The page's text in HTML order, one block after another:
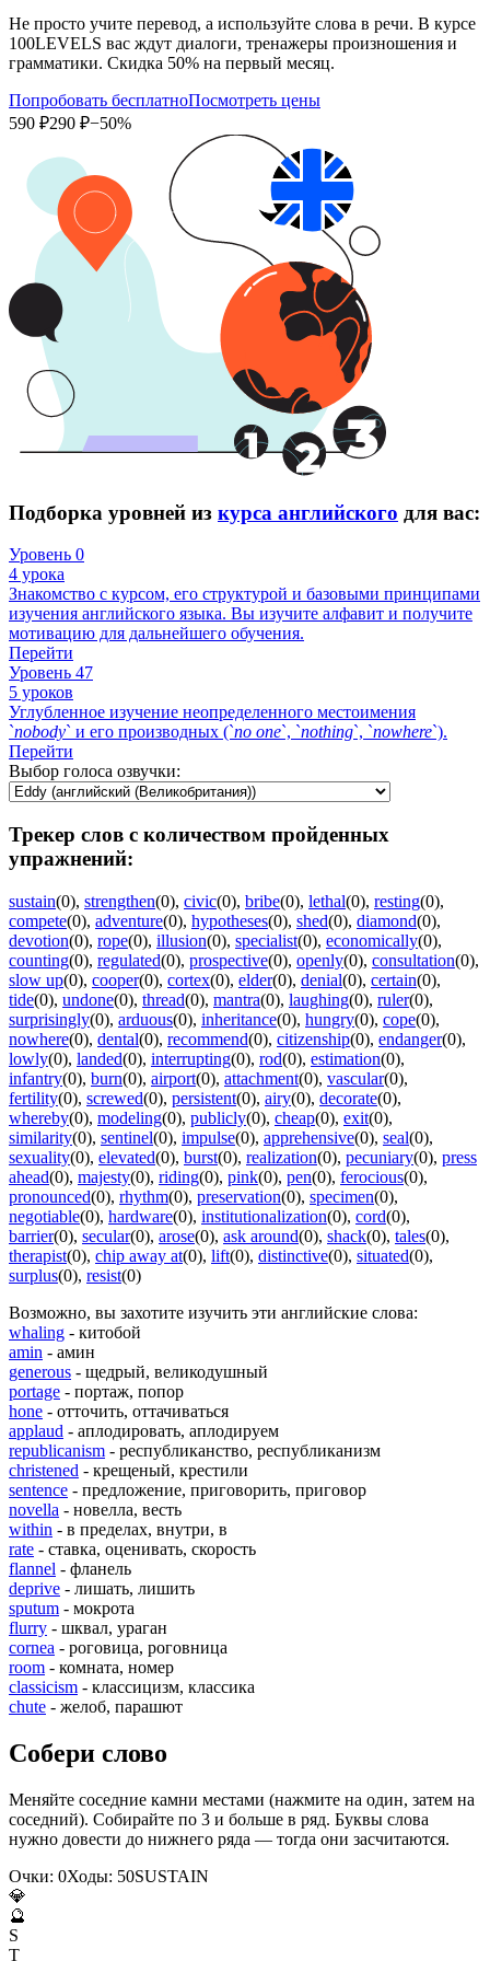
Не просто учите перевод, а используйте слова в речи. В курсе
100LEVELS вас ждут диалоги, тренажеры произношения и
грамматики. Скидка 50% на первый месяц.
Попробовать бесплатноПосмотреть цены
590 ₽290 ₽−50%
Подборка уровней из курса английского для вас:
Уровень 0
4 урока
Знакомство с курсом, его структурой и базовыми принципами
изучения английского языка. Вы изучите алфавит и получите
мотивацию для дальнейшего обучения.
Перейти
Уровень 47
5 уроков
Углубленное изучение неопределенного местоимения
`nobody` и его производных (`no one`, `nothing`, `nowhere`).
Перейти
Выбор голоса озвучки:
Трекер слов с количеством пройденных
упражнений:
sustain(0), strengthen(0), civic(0), bribe(0), lethal(0), resting(0),
compete(0), adventure(0), hypotheses(0), shed(0), diamond(0),
devotion(0), rope(0), illusion(0), specialist(0), economically(0),
counting(0), regulated(0), prospective(0), openly(0), consultation(0),
slow up(0), cooper(0), cortex(0), elder(0), denial(0), certain(0),
tide(0), undone(0), thread(0), mantra(0), laughing(0), ruler(0),
surprisingly(0), arduous(0), inheritance(0), hungry(0), cope(0),
nowhere(0), dental(0), recommend(0), citizenship(0), endanger(0),
lowly(0), landed(0), interrupting(0), rod(0), estimation(0),
infantry(0), burn(0), airport(0), attachment(0), vascular(0),
fertility(0), screwed(0), persistent(0), airy(0), decorate(0),
whereby(0), modeling(0), publicly(0), cheap(0), exit(0),
similarity(0), sentinel(0), impulse(0), apprehensive(0), seal(0),
sexuality(0), elevated(0), burst(0), realization(0), pecuniary(0), press
ahead(0), majesty(0), riding(0), pink(0), pen(0), ferocious(0),
pronounced(0), rhythm(0), preservation(0), specimen(0),
negotiable(0), hardware(0), institutionalization(0), cord(0),
barrier(0), secular(0), arose(0), ask around(0), shack(0), tales(0),
therapist(0), chip away at(0), lift(0), distinctive(0), situated(0),
surplus(0), resist(0)
Возможно, вы захотите изучить эти английские слова:
whaling - китобой
amin - амин
generous - щедрый, великодушный
portage - портаж, попор
hone - отточить, оттачиваться
applaud - аплодировать, аплодируем
republicanism - республиканство, республиканизм
christened - крещеный, крестили
sentence - предложение, приговорить, приговор
novella - новелла, весть
within - в пределах, внутри, в
rate - ставка, оценивать, скорость
flannel - фланель
deprive - лишать, лишить
sputum - мокрота
flurry - шквал, ураган
cornea - роговица, роговница
room - комната, номер
classicism - классицизм, классика
chute - желоб, парашют
Собери слово
Меняйте соседние камни местами (нажмите на один, затем на
соседний). Собирайте по 3 и больше в ряд. Буквы слова
нужно довести до нижнего ряда — тогда они засчитаются.
Очки: 0Ходы: 50SUSTAIN
💎
🔮
S
T